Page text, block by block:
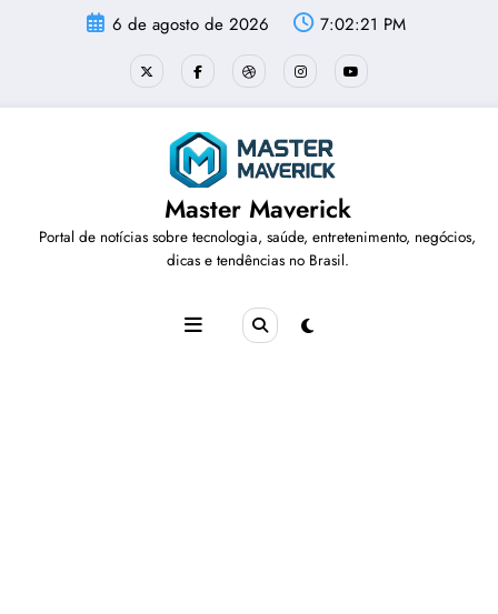
6 de agosto de 2026 7:02:21 PM
Master Maverick
Portal de notícias sobre tecnologia, saúde, entretenimento, negócios,
dicas e tendências no Brasil.